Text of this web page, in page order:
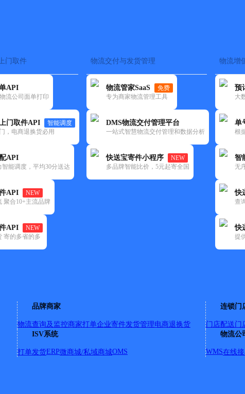
门取件
API
流公司面单打印
门取件API
智能调度
，电商退换货必用
API
智能调度，平均30分送达
API
NEW
聚合10+主流品牌
API
NEW
寄的多省的多
物流交付与发货管理
物流管家SaaS
免费
专为商家物流管理工具
DMS物流交付管理平台
一站式智慧物流交付管理和数据分析
快送宝寄件小程序
NEW
多品牌智能比价，5元起寄全国
物流增
预
大
单
根
智
无
快
查
快
提
品牌商家
物流查询及监控商家打单企业寄件发货管理电商退换货
连锁门
门店配送门
ISV系统
打单发货ERP微商城/私域商城OMS
物流公
WMS在线
NEW
清空已选
分水镇、城隍镇、脉旺镇、刁东经济开发区、金鼓城开发区、